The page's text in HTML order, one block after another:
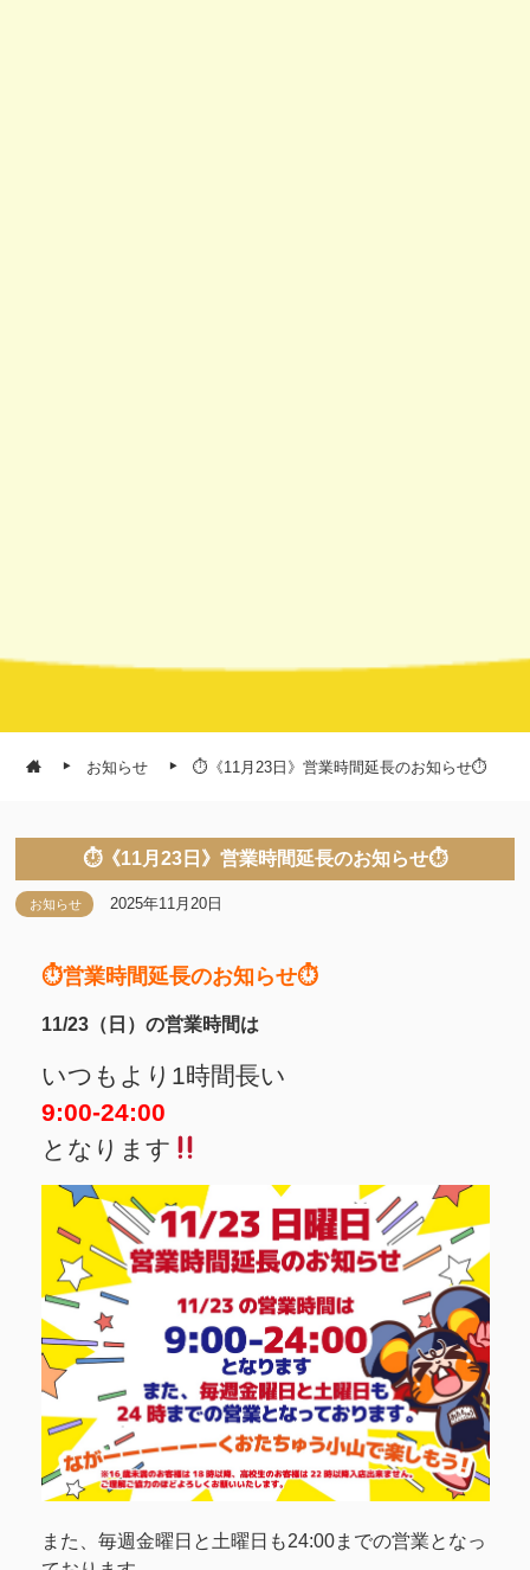
お知らせ ⏱《11月23日》営業時間延長のお知らせ⏱
⏱《11月23日》営業時間延長のお知らせ⏱
お知らせ 2025年11月20日
⏱営業時間延長のお知らせ⏱
11/23（日）の営業時間は
いつもより1時間長い
9:00-24:00
となります
また、毎週金曜日と土曜日も24:00までの営業となっ